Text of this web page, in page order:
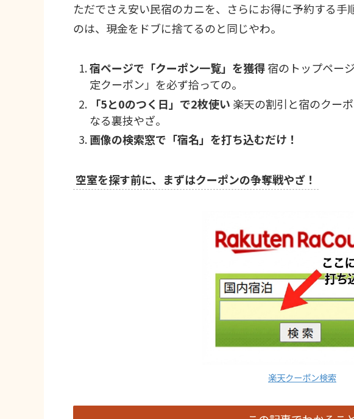
ただでさえ安い民宿のカニを、さらにお得に予約する
のは、現金をドブに捨てるのと同じやわ。
宿ページで「クーポン一覧」を獲得宿のトップペー
定クーポン」を必ず拾っての。
「5と0のつく日」で2枚使い 楽天の割引と宿のクー
なる裏技やざ。
画像の検索窓で「宿名」を打ち込むだけ！
空室を探す前に、まずはクーポンの争奪戦やざ！
楽天クーポン検索